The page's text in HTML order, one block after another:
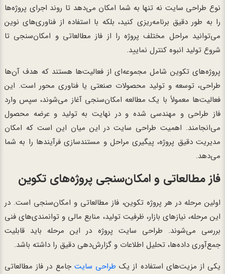
نوع طراحی سایت نه تنها به شما امکان می‌دهد تا روند اجرای پروژه‌ها
را به طور دقیق برنامه‌ریزی کنید، بلکه با استفاده از فناوری‌های نوین
می‌توانید مراحل مختلف پروژه را از فاز مطالعاتی و امکان‌سنجی تا
شروع تولید انبوه کنترل نمایید.
پروژه‌های تکوین شامل مجموعه‌ای از فعالیت‌ها هستند که هدف آن‌ها
طراحی، توسعه و تولید محصولات صنعتی یا فناوری محور است. این
فعالیت‌ها معمولاً با یک مطالعه امکان‌سنجی آغاز می‌شوند، سپس وارد
فاز طراحی و مهندسی شده و در نهایت به تولید و عرضه محصول
می‌انجامند. اهمیت طراحی سایت در این میان این است که امکان
مدیریت دقیق پروژه، پیگیری مراحل و مستندسازی فرآیندها را به شما
می‌دهد.
فاز مطالعاتی و امکان‌سنجی پروژه‌های تکوین
اولین مرحله در هر پروژه تکوین، فاز مطالعاتی و امکان‌سنجی است. در
این مرحله، نیازهای بازار، ظرفیت تولید، منابع مالی و توانمندی‌های فنی
بررسی می‌شوند. طراحی سایت پروژه در این مرحله باید قابلیت
جمع‌آوری داده‌ها، تحلیل اطلاعات و گزارش‌دهی دقیق را داشته باشد.
یکی از مزیت‌های استفاده از یک طراحی سایت جامع در فاز مطالعاتی